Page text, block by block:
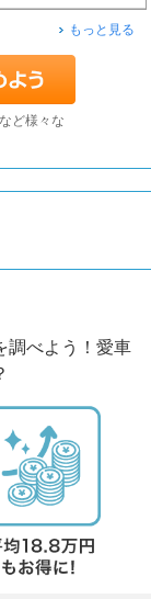
もっと見る
ど様々な
調べよう！愛車